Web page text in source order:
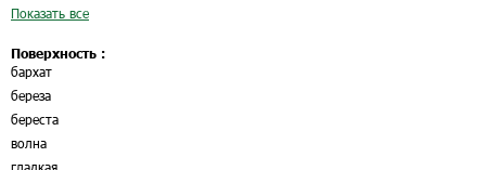
Показать все
Поверхность :
бархат
береза
береста
волна
гладкая